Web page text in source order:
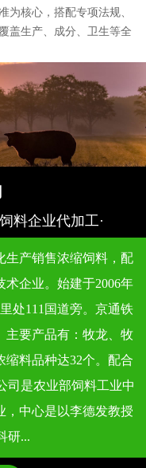
为核心，搭配专项法规、
盖生产、成分、卫生等全
、养殖成本及猪肉产品，
、自身养殖需求综合判
标准？
围绕 “原料准入 - 生产管
2017）及各类专项标准，
据动物生理特点、生长阶
料企业代加工·
生产销售浓缩饲料，配
企业。始建于2006年
处111国道旁。京通铁
主要产品有：牧龙、牧
缩料品种达32个。配合
司是农业部饲料工业中
，中心是以李德发教授
研...